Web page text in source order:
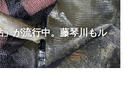
が流行中。藤琴川もル